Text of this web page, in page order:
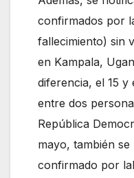
confirmados por
fallecimiento) sin
en Kampala,
diferencia, el 15 y
entre dos
República
mayo, también
confirmado por